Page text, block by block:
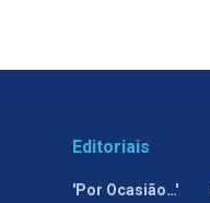
Editoriais
'Por Ocasião…'